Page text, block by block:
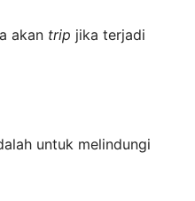
akan trip jika terjadi
untuk melindungi